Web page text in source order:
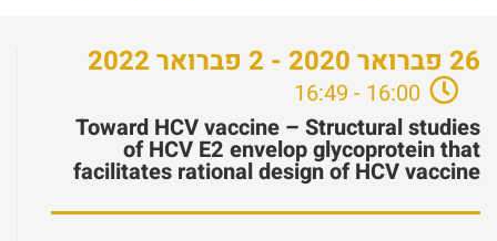
26 פברואר 2020 - 2 פברואר 2022
Toward HCV vaccine – Structural studies
of HCV E2 envelop glycoprotein that
facilitates rational design of HCV vaccine